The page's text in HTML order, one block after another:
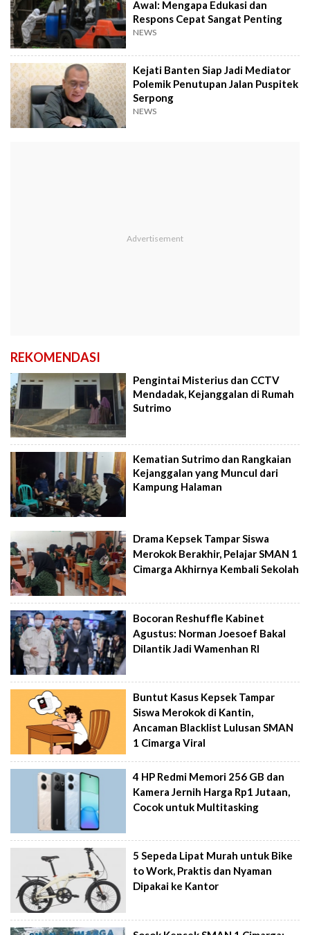
Awal: Mengapa Edukasi dan
Respons Cepat Sangat Penting
NEWS
Kejati Banten Siap Jadi Mediator
Polemik Penutupan Jalan Puspitek
Serpong
NEWS
REKOMENDASI
Pengintai Misterius dan CCTV
Mendadak, Kejanggalan di Rumah
Sutrimo
Kematian Sutrimo dan Rangkaian
Kejanggalan yang Muncul dari
Kampung Halaman
Drama Kepsek Tampar Siswa
Merokok Berakhir, Pelajar SMAN 1
Cimarga Akhirnya Kembali Sekolah
Bocoran Reshuffle Kabinet
Agustus: Norman Joesoef Bakal
Dilantik Jadi Wamenhan RI
Buntut Kasus Kepsek Tampar
Siswa Merokok di Kantin,
Ancaman Blacklist Lulusan SMAN
1 Cimarga Viral
4 HP Redmi Memori 256 GB dan
Kamera Jernih Harga Rp1 Jutaan,
Cocok untuk Multitasking
5 Sepeda Lipat Murah untuk Bike
to Work, Praktis dan Nyaman
Dipakai ke Kantor